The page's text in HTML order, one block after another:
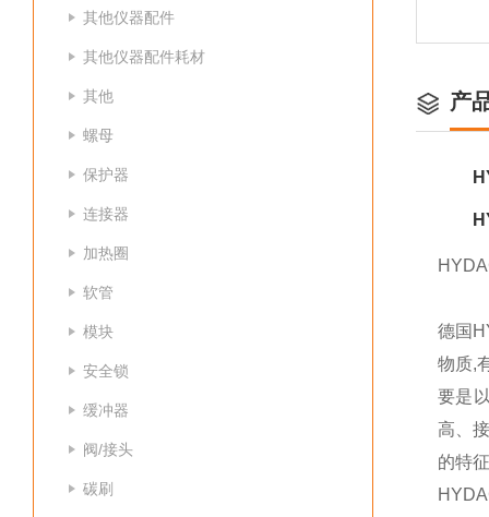
其他仪器配件
其他仪器配件耗材
其他
螺母
保护器
连接器
加热圈
软管
模块
安全锁
缓冲器
阀/接头
碳刷
产
德国
物质,
要是
高、
的特